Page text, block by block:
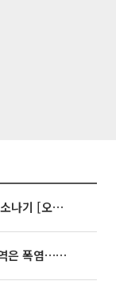
35도 안팎 무더위 이어져…전국 곳곳 소나기 [오늘 날씨]
동해안은 시간당 80㎜ 폭우, 그 외 지역은 폭염…‘극과 극 날씨’